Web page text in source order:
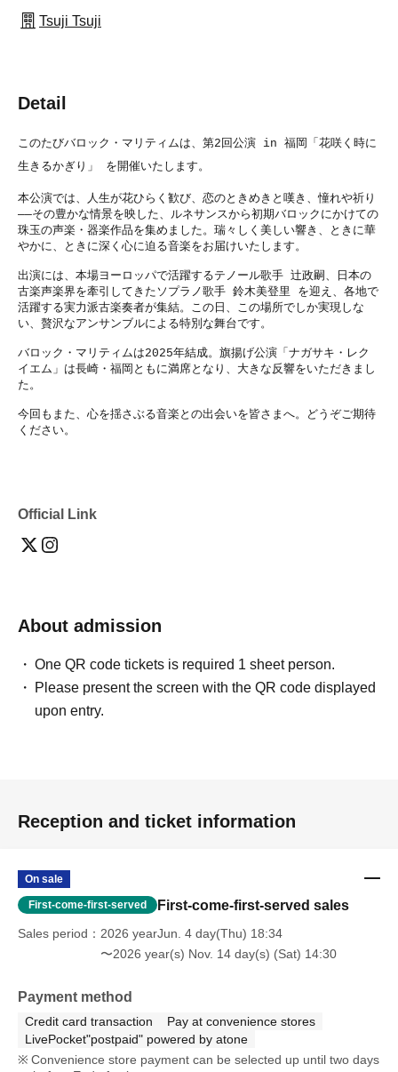
Tsuji Tsuji
Detail
このたびバロック・マリティムは、第2回公演 in 福岡「花咲く時に
生きるかぎり」 を開催いたします。
本公演では、人生が花ひらく歓び、恋のときめきと嘆き、憧れや祈り
――その豊かな情景を映した、ルネサンスから初期バロックにかけての
珠玉の声楽・器楽作品を集めました。瑞々しく美しい響き、ときに華
やかに、ときに深く心に迫る音楽をお届けいたします。
出演には、本場ヨーロッパで活躍するテノール歌手 辻政嗣、日本の
古楽声楽界を牽引してきたソプラノ歌手 鈴木美登里 を迎え、各地で
活躍する実力派古楽奏者が集結。この日、この場所でしか実現しな
い、贅沢なアンサンブルによる特別な舞台です。
バロック・マリティムは2025年結成。旗揚げ公演「ナガサキ・レク
イエム」は長崎・福岡ともに満席となり、大きな反響をいただきまし
た。
今回もまた、心を揺さぶる音楽との出会いを皆さまへ。どうぞご期待
ください。
Official Link
About admission
One QR code tickets is required 1 sheet person.
Please present the screen with the QR code displayed
upon entry.
Reception and ticket information
On sale
First-come-first-served First-come-first-served sales
Sales period
2026 yearJun. 4 day(Thu) 18:34
〜2026 year(s) Nov. 14 day(s) (Sat) 14:30
Payment method
Credit card transaction
Pay at convenience stores
LivePocket"postpaid" powered by atone
Convenience store payment can be selected up until two days